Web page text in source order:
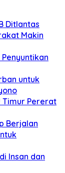
Ditlantas
Makin
untuk
Timur Pererat
Berjalan
Insan dan